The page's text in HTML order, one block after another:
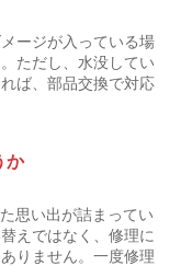
ージが入っている場
ただし、水没してい
ば、部品交換で対応
か
思い出が詰まってい
えではなく、修理に
りません。一度修理